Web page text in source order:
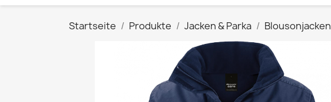
Startseite Produkte Jacken & Parka Blousonjacken